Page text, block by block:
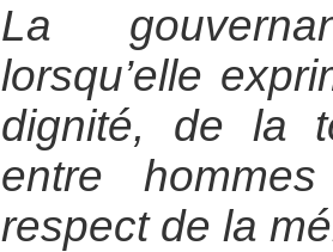
La
lorsqu’elle
dignité, de la
entre
respect de la